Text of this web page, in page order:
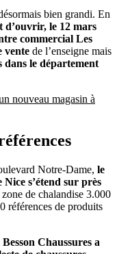
bien grandi. En
d’ouvrir, le 12 mars
commercial Les
vente de l’enseigne mais
dans le département
nouveau magasin à
Notre-Dame, le
s’étend sur près
de chalandise 3.000
références de produits
Chaussures a